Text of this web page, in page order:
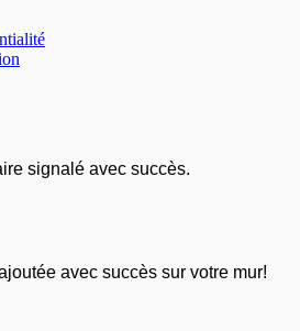
signalé avec succès.
avec succès sur votre mur!